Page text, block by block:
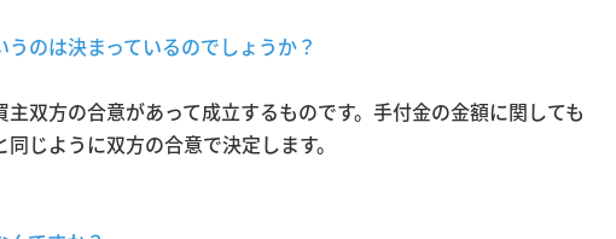
のは決まっているのでしょうか？
双方の合意があって成立するものです。手付金の金額に関しても
じように双方の合意で決定します。